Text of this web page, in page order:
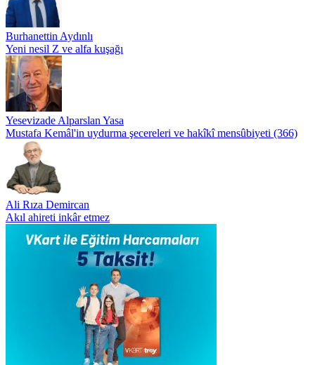
Burhanettin Aydınlı
Yeni nesil Z ve alfa kuşağı
Yesevizade Alparslan Yasa
Mustafa Kemâl'in uydurma şecereleri ve hakîkî mensûbiyeti (366)
Ali Rıza Demircan
Akıl ahireti inkâr etmez